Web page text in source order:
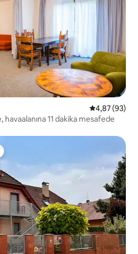
5 üzerinden
4,87 (93)
11 dakika mesafede
en beğenilenler arasında